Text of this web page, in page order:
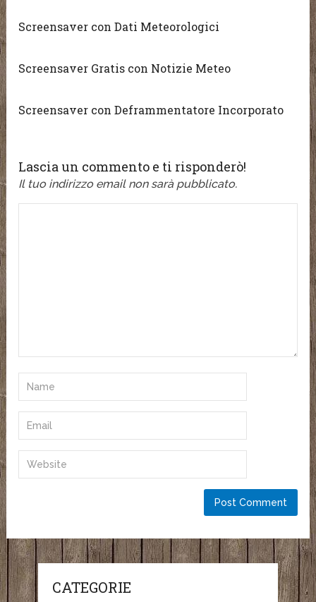
Screensaver con Dati Meteorologici
Screensaver Gratis con Notizie Meteo
Screensaver con Deframmentatore Incorporato
Lascia un commento e ti risponderò!
Il tuo indirizzo email non sarà pubblicato.
CATEGORIE